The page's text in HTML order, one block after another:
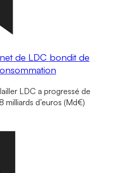
de LDC bondit de
LDC a progressé de
milliards d’euros (Md€)